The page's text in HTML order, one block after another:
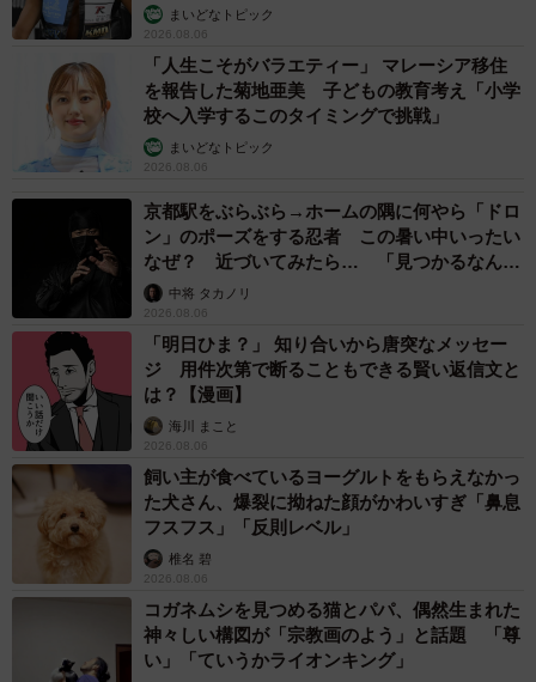
まいどなトピック
2026.08.06
「人生こそがバラエティー」 マレーシア移住
を報告した菊地亜美 子どもの教育考え「小学
校へ入学するこのタイミングで挑戦」
まいどなトピック
2026.08.06
京都駅をぶらぶら→ホームの隅に何やら「ドロ
ン」のポーズをする忍者 この暑い中いったい
なぜ？ 近づいてみたら… 「見つかるなんて
未熟」中将 タカノリ
2026.08.06
「明日ひま？」 知り合いから唐突なメッセー
ジ 用件次第で断ることもできる賢い返信文と
は？【漫画】
海川 まこと
2026.08.06
飼い主が食べているヨーグルトをもらえなかっ
た犬さん、爆裂に拗ねた顔がかわいすぎ「鼻息
フスフス」「反則レベル」
椎名 碧
2026.08.06
コガネムシを見つめる猫とパパ、偶然生まれた
神々しい構図が「宗教画のよう」と話題 「尊
い」「ていうかライオンキング」